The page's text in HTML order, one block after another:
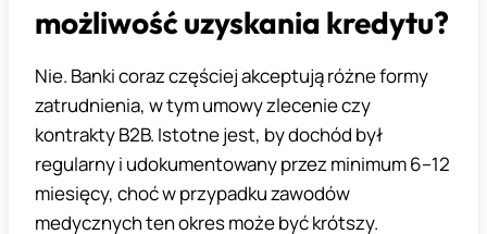
możliwość uzyskania kredytu?
Nie. Banki coraz częściej akceptują różne formy
zatrudnienia, w tym umowy zlecenie czy
kontrakty B2B. Istotne jest, by dochód był
regularny i udokumentowany przez minimum 6–12
miesięcy, choć w przypadku zawodów
medycznych ten okres może być krótszy.